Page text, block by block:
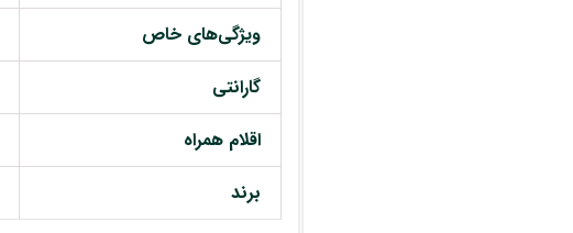
ویژگی‌های خاص
گارانتی
اقلام همراه
برند